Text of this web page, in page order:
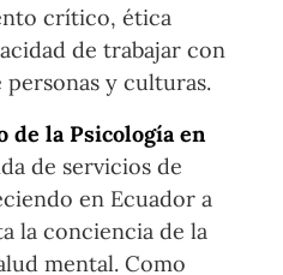
crítico, ética
de trabajar con
personas y culturas.
de la Psicología en
de servicios de
en Ecuador a
la conciencia de la
mental. Como